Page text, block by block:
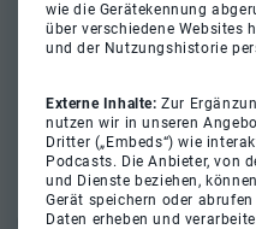
wie die Gerätekennung
über verschiedene Websites
und der Nutzungshistorie
Externe Inhalte:Zur
nutzen wir in unseren
Dritter („Embeds“) wie
Podcasts. Die Anbieter, von
und Dienste beziehen,
Gerät speichern oder
Daten erheben und